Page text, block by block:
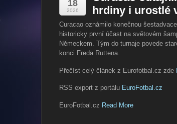
18
2026
hrdiny i urostlé
Curacao oznámilo konečnou
historicky první účast na světovém
Německem. Tým do turnaje povede
konci Freda Ruttena.
Přečíst celý článek z Eurofotbal.cz zde
RSS export z portálu EuroFotbal.cz
EuroFotbal.cz Read More